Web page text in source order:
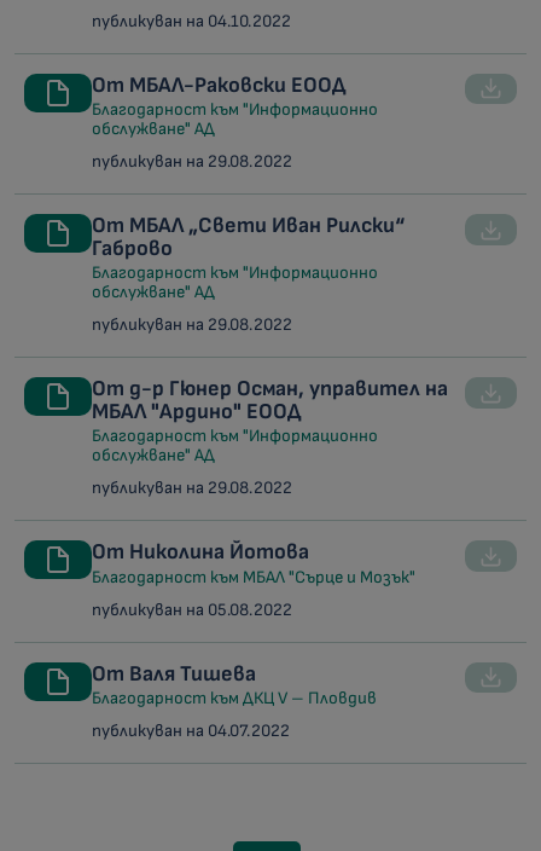
публикуван на 04.10.2022
От МБАЛ-Раковски ЕООД
Благодарност към "Информационно
обслужване" АД
публикуван на 29.08.2022
От МБАЛ „Свети Иван Рилски“
Габрово
Благодарност към "Информационно
обслужване" АД
публикуван на 29.08.2022
От д-р Гюнер Осман, управител на
МБАЛ "Ардино" ЕООД
Благодарност към "Информационно
обслужване" АД
публикуван на 29.08.2022
От Николина Йотова
Благодарност към МБАЛ "Сърце и Мозък"
публикуван на 05.08.2022
От Валя Тишева
Благодарност към ДКЦ V – Пловдив
публикуван на 04.07.2022